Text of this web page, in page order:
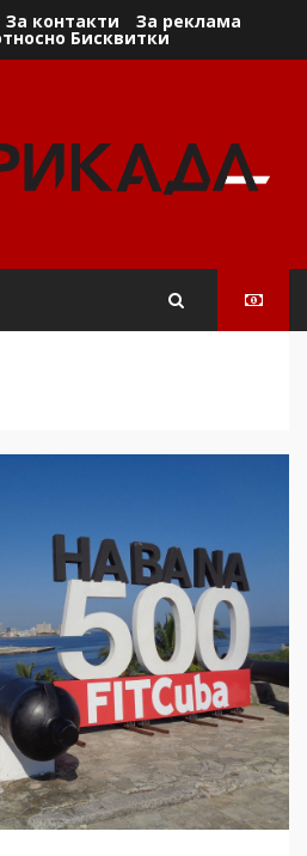
За контакти За реклама
Бисквитки